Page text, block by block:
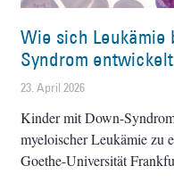
Wie sich Leukämie
Syndrom entwickelt
23. April 2026
Kinder mit Down-
myeloischer Leukämie zu
Goethe-Universität